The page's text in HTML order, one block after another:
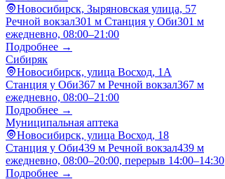
Новосибирск, Зыряновская улица, 57
Речной вокзал301 м Станция у Оби301 м
ежедневно, 08:00–21:00
Подробнее →
Сибиряк
Новосибирск, улица Восход, 1А
Станция у Оби367 м Речной вокзал367 м
ежедневно, 08:00–21:00
Подробнее →
Муниципальная аптека
Новосибирск, улица Восход, 18
Станция у Оби439 м Речной вокзал439 м
ежедневно, 08:00–20:00, перерыв 14:00–14:30
Подробнее →